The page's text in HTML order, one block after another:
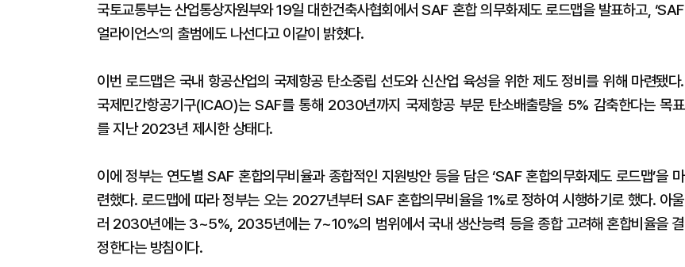
국토교통부는 산업통상자원부와 19일 대한건축사협회에서 SAF 혼합 의무화제도 로드맵을 발표하고, ‘SAF
얼라이언스’의 출범에도 나선다고 이같이 밝혔다.
이번 로드맵은 국내 항공산업의 국제항공 탄소중립 선도와 신산업 육성을 위한 제도 정비를 위해 마련됐다.
국제민간항공기구(ICAO)는 SAF를 통해 2030년까지 국제항공 부문 탄소배출량을 5% 감축한다는 목표
를 지난 2023년 제시한 상태다.
이에 정부는 연도별 SAF 혼합의무비율과 종합적인 지원방안 등을 담은 ‘SAF 혼합의무화제도 로드맵’을 마
련했다. 로드맵에 따라 정부는 오는 2027년부터 SAF 혼합의무비율을 1%로 정하여 시행하기로 했다. 아울
러 2030년에는 3~5%, 2035년에는 7~10%의 범위에서 국내 생산능력 등을 종합 고려해 혼합비율을 결
정한다는 방침이다.